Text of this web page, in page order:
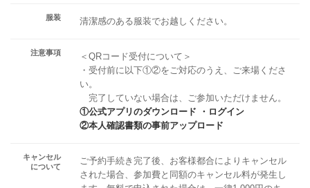
服装 清潔感のある服装でお越しください。
注意事項
＜QRコード受付について＞
・受付前に以下①②をご対応のうえ、ご来場くださ
い。
完了していない場合は、ご参加いただけません。
①公式アプリのダウンロード ・ログイン
②本人確認書類の事前アップロード
キャンセル
について
ご予約手続き完了後、お客様都合によりキャンセル
された場合、参加費と同額のキャンセル料が発生し